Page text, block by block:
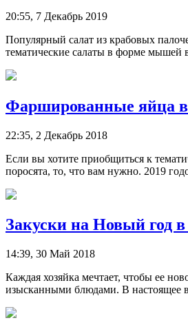
20:55, 7 Декабрь 2019
Популярный салат из крабовых
тематические салаты в форме мышей
Фаршированные яйца
22:35, 2 Декабрь 2018
Если вы хотите приобщиться к
поросята, то, что вам нужно. 2019
Закуски на Новый год
14:39, 30 Май 2018
Каждая хозяйка мечтает, чтобы ее
изысканными блюдами. В настоящее